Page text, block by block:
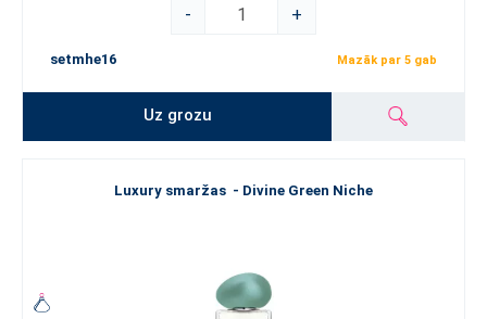
-
+
setmhe16 Mazāk par 5 gab
Uz grozu
Luxury smaržas - Divine Green Niche